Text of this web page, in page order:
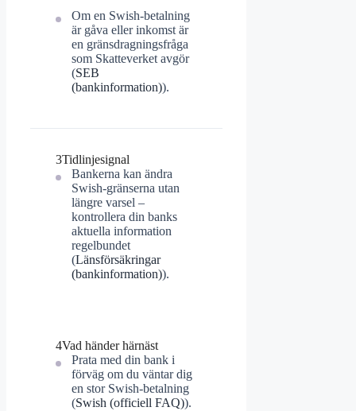
Om en Swish-betalning
är gåva eller inkomst är
en gränsdragningsfråga
som Skatteverket avgör
(SEB
(bankinformation)).
3Tidlinjesignal
Bankerna kan ändra
Swish-gränserna utan
längre varsel –
kontrollera din banks
aktuella information
regelbundet
(Länsförsäkringar
(bankinformation)).
4Vad händer härnäst
Prata med din bank i
förväg om du väntar dig
en stor Swish-betalning
(Swish (officiell FAQ)).